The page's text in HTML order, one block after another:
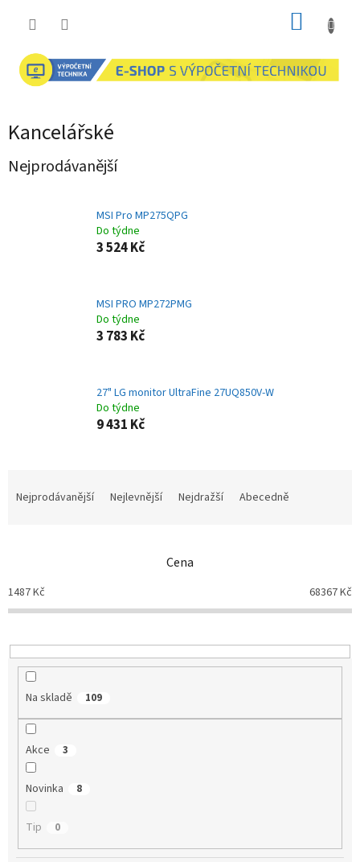
Kancelářské
Nejprodávanější
MSI Pro MP275QPG
Do týdne
3 524 Kč
MSI PRO MP272PMG
Do týdne
3 783 Kč
27" LG monitor UltraFine 27UQ850V-W
Do týdne
9 431 Kč
p
r
o
u
Nejprodávanější Nejlevnější Nejdražší Abecedně
Cena
1487Kč 68367Kč
Na skladě 109
Akce 3
Novinka 8
Tip 0